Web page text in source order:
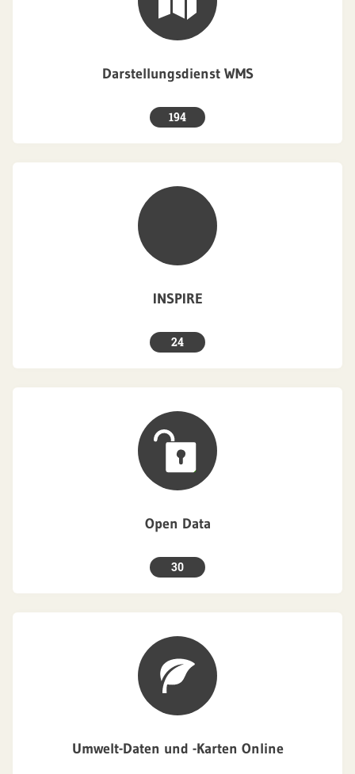
Darstellungsdienst WMS
194
INSPIRE
24
Open Data
30
Umwelt-Daten und -Karten Online